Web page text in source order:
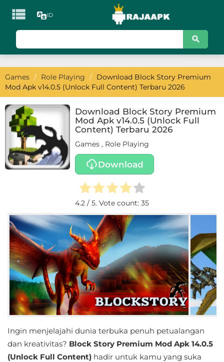
 ID
Games
Action
Arcade
Board
Card
Casual
Educational
First
Person
Horror
Music
Games / Role Playing / Download Block Story Premium
Mod Apk v14.0.5 (Unlock Full Content) Terbaru 2026
Download Block Story Premium
Mod Apk v14.0.5 (Unlock Full
Content) Terbaru 2026
Games , Role Playing
Download
4.2 / 5. Vote count: 35
Ingin menjelajahi dunia terbuka penuh petualangan
dan kreativitas? Block Story Premium Mod Apk 14.0.5
(Unlock Full Content) hadir untuk kamu yang suka